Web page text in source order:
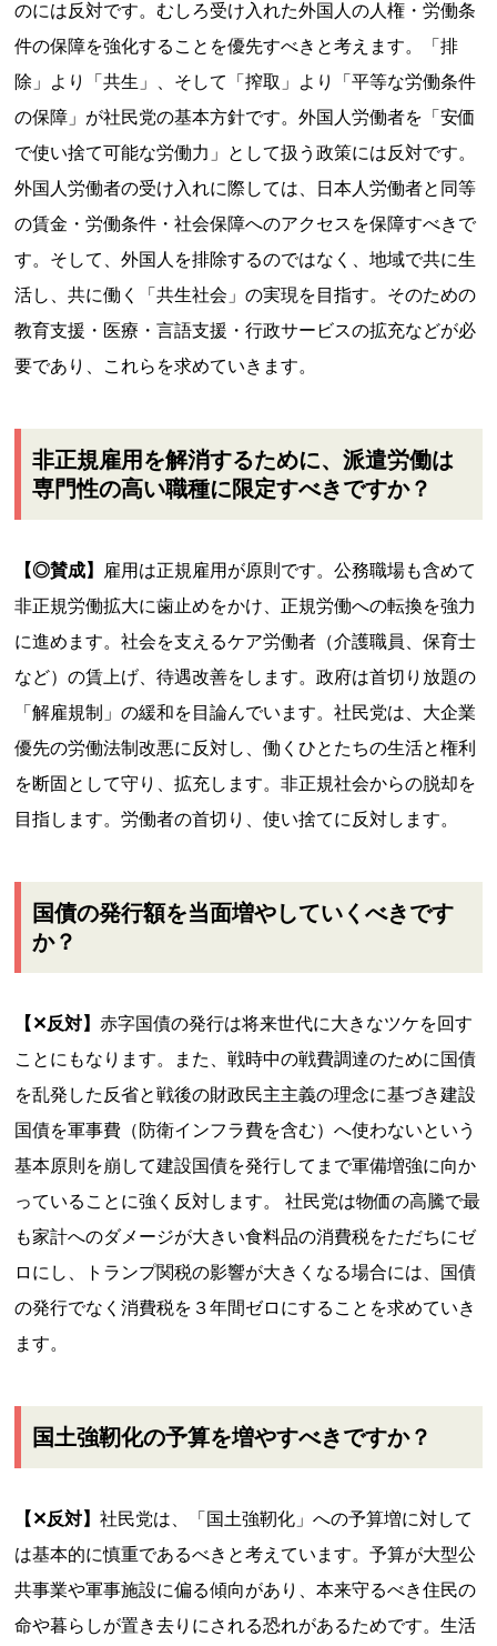
のには反対です。むしろ受け入れた外国人の人権・労働条
件の保障を強化することを優先すべきと考えます。「排
除」より「共生」、そして「搾取」より「平等な労働条件
の保障」が社民党の基本方針です。外国人労働者を「安価
で使い捨て可能な労働力」として扱う政策には反対です。
外国人労働者の受け入れに際しては、日本人労働者と同等
の賃金・労働条件・社会保障へのアクセスを保障すべきで
す。そして、外国人を排除するのではなく、地域で共に生
活し、共に働く「共生社会」の実現を目指す。そのための
教育支援・医療・言語支援・行政サービスの拡充などが必
要であり、これらを求めていきます。
非正規雇用を解消するために、派遣労働は
専門性の高い職種に限定すべきですか？
【◎賛成】 雇用は正規雇用が原則です。公務職場も含めて
非正規労働拡大に歯止めをかけ、正規労働への転換を強力
に進めます。社会を支えるケア労働者（介護職員、保育士
など）の賃上げ、待遇改善をします。政府は首切り放題の
「解雇規制」の緩和を目論んでいます。社民党は、大企業
優先の労働法制改悪に反対し、働くひとたちの生活と権利
を断固として守り、拡充します。非正規社会からの脱却を
目指します。労働者の首切り、使い捨てに反対します。
国債の発行額を当面増やしていくべきです
か？
【✕反対】赤字国債の発行は将来世代に大きなツケを回す
ことにもなります。また、戦時中の戦費調達のために国債
を乱発した反省と戦後の財政民主主義の理念に基づき建設
国債を軍事費（防衛インフラ費を含む）へ使わないという
基本原則を崩して建設国債を発行してまで軍備増強に向か
っていることに強く反対します。 社民党は物価の高騰で最
も家計へのダメージが大きい食料品の消費税をただちにゼ
ロにし、トランプ関税の影響が大きくなる場合には、国債
の発行でなく消費税を３年間ゼロにすることを求めていき
ます。
国土強靭化の予算を増やすべきですか？
【✕反対】社民党は、「国土強靭化」への予算増に対して
は基本的に慎重であるべきと考えています。予算が大型公
共事業や軍事施設に偏る傾向があり、本来守るべき住民の
命や暮らしが置き去りにされる恐れがあるためです。生活